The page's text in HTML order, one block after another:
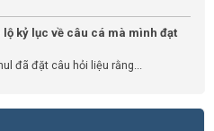
lộ kỷ lục về câu cá mà mình đạt
đã đặt câu hỏi liệu rằng...